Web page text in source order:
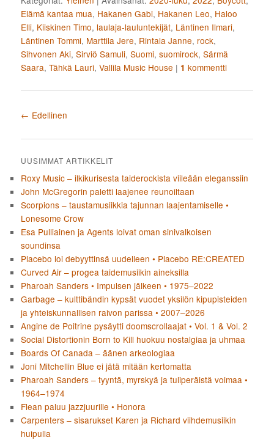
Elämä kantaa mua, Hakanen Gabi, Hakanen Leo, Haloo
Elli, Kiiskinen Timo, laulaja-lauluntekijät, Läntinen Ilmari,
Läntinen Tommi, Marttila Jere, Rintala Janne, rock,
Sihvonen Aki,Sirviö Samuli,Suomi,suomirock,Särmä
Saara,Tähkä Lauri,Vallila Music House | 1 kommentti
Artikkelien selaus
← Edellinen
UUSIMMAT ARTIKKELIT
Roxy Music – ilkikurisesta taiderockista viileään eleganssiin
John McGregorin paletti laajenee reunoiltaan
Scorpions – taustamusiikkia tajunnan laajentamiselle •
Lonesome Crow
Esa Pulliainen ja Agents loivat oman sinivalkoisen
soundinsa
Placebo loi debyyttinsä uudelleen • Placebo RE:CREATED
Curved Air – progea taidemusiikin aineksilla
Pharoah Sanders • Impulsen jälkeen • 1975–2022
Garbage – kulttibändin kypsät vuodet yksilön kipupisteiden
ja yhteiskunnallisen raivon parissa • 2007–2026
Angine de Poitrine pysäytti doomscrollaajat • Vol. 1 & Vol. 2
Social Distortionin Born to Kill huokuu nostalgiaa ja uhmaa
Boards Of Canada – äänen arkeologiaa
Joni Mitchellin Blue ei jätä mitään kertomatta
Pharoah Sanders – tyyntä, myrskyä ja tuliperäistä voimaa •
1964–1974
Flean paluu jazzjuurille • Honora
Carpenters – sisarukset Karen ja Richard viihdemusiikin
huipulla